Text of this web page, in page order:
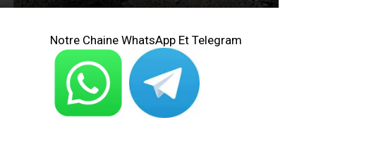
Notre Chaine WhatsApp Et Telegram